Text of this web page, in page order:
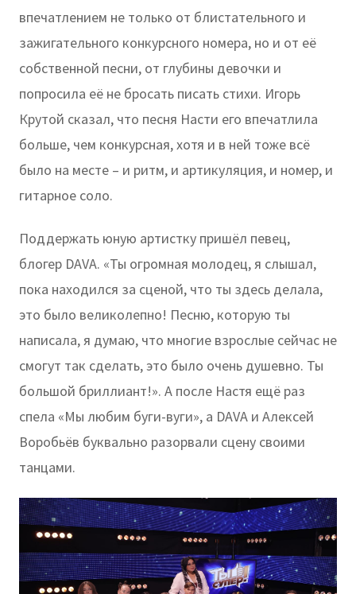
впечатлением не только от блистательного и
зажигательного конкурсного номера, но и от её
собственной песни, от глубины девочки и
попросила её не бросать писать стихи. Игорь
Крутой сказал, что песня Насти его впечатлила
больше, чем конкурсная, хотя и в ней тоже всё
было на месте – и ритм, и артикуляция, и номер, и
гитарное соло.
Поддержать юную артистку пришёл певец,
блогер DAVA. «Ты огромная молодец, я слышал,
пока находился за сценой, что ты здесь делала,
это было великолепно! Песню, которую ты
написала, я думаю, что многие взрослые сейчас не
смогут так сделать, это было очень душевно. Ты
большой бриллиант!». А после Настя ещё раз
спела «Мы любим буги-вуги», а DAVA и Алексей
Воробьёв буквально разорвали сцену своими
танцами.